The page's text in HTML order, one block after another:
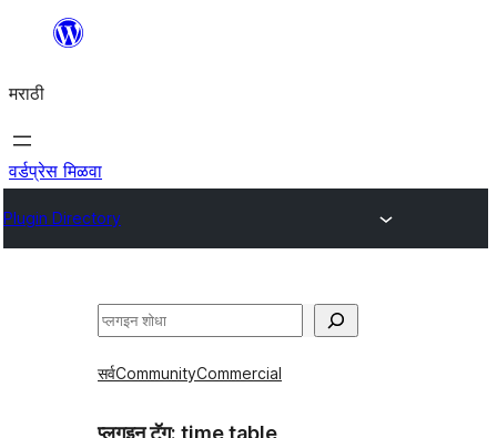
सामुग्रीवर
मराठी
वर्डप्रेस मिळवा
Plugin Directory
शोधा
सर्वCommunityCommercial
प्लगइन टॅग: time table